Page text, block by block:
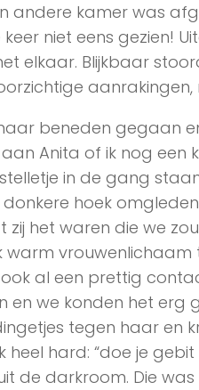
andere kamer was
niet eens gezien!
elkaar. Blijkbaar
aanrakingen,
beneden gegaan
Anita of ik nog een
in de gang
hoek
zij het waren die we
warm
al een prettig
en we konden het erg
tegen haar en
hard: “doe je
de darkroom. Die